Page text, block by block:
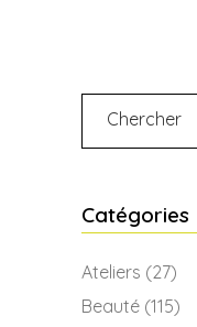
Catégories
Ateliers (27)
Beauté (115)